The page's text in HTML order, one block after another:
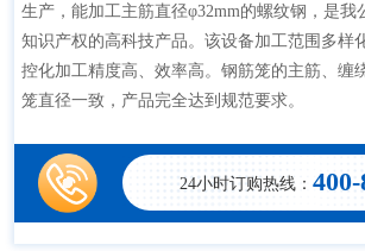
生产，能加工主筋直径φ32mm的螺纹钢，是我
知识产权的高科技产品。该设备加工范围多样
控化加工精度高、效率高。钢筋笼的主筋、缠
笼直径一致，产品完全达到规范要求。
24小时订购热线：